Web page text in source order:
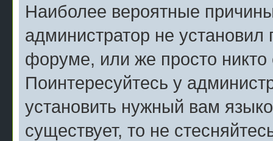
Наиболее вероятные
администратор не
форуме, или же просто
Поинтересуйтесь у
установить нужный вам
существует, то не